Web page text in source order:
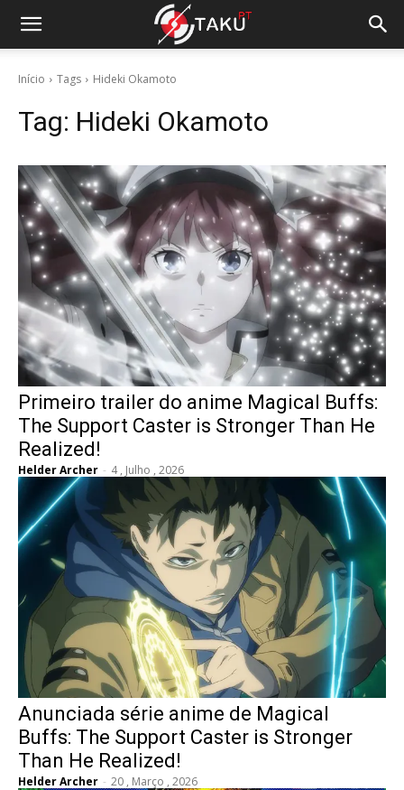
Início Tags Hideki Okamoto
Tag: Hideki Okamoto
Primeiro trailer do anime Magical Buffs:
The Support Caster is Stronger Than He
Realized!
Helder Archer - 4 , Julho , 2026
Anunciada série anime de Magical
Buffs: The Support Caster is Stronger
Than He Realized!
Helder Archer - 20 , Março , 2026